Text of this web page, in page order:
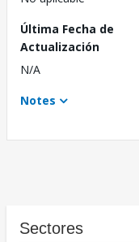
Última Fecha de
Actualización
N/A
Notes
Sectores